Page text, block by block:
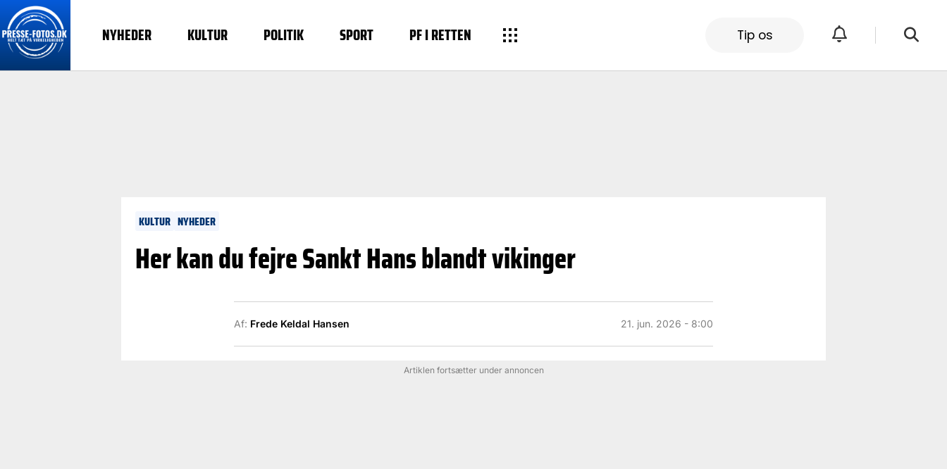
NYHEDER KULTUR POLITIK SPORT PF I RETTEN Tip os
KULTUR NYHEDER
Her kan du fejre Sankt Hans blandt vikinger
Af: Frede Keldal Hansen 21. jun. 2026 - 8:00
Artiklen fortsætter under annoncen